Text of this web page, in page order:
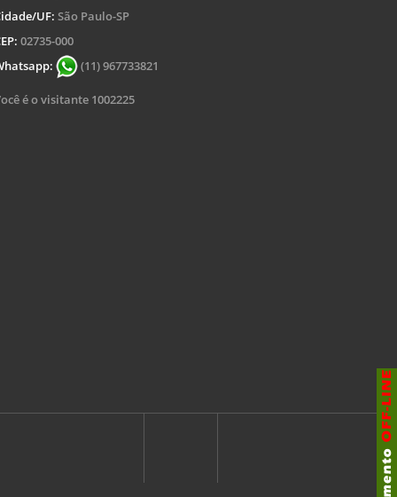
UF: São Paulo-SP
02735-000
(11) 967733821
é o visitante 1002225